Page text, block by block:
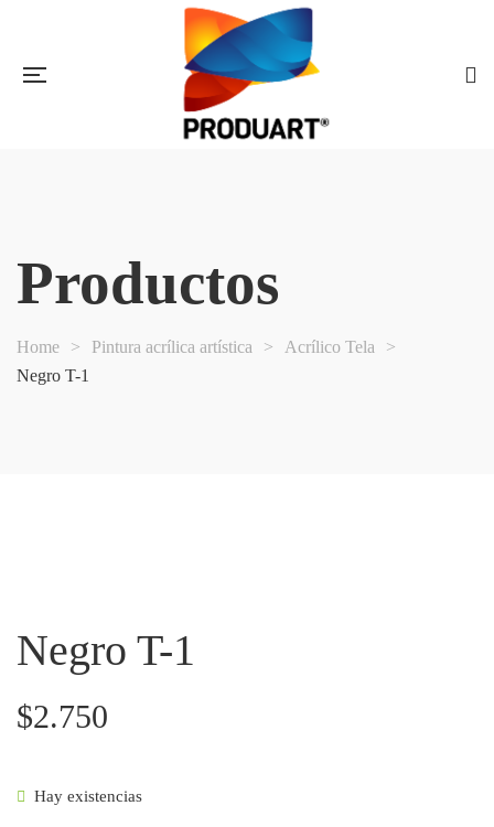
Productos
Home > Pintura acrílica artística > Acrílico Tela
>
Negro T-1
Negro T-1
$2.750
Hay existencias